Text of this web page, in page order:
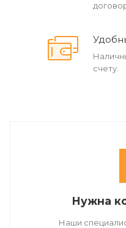
счету.
Нужна
Наши